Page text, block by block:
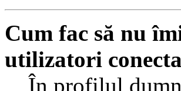
Cum fac să nu
utilizatori
În profilul